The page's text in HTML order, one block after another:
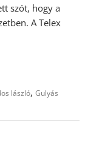
szót, hogy a
A Telex
lászló,Gulyás